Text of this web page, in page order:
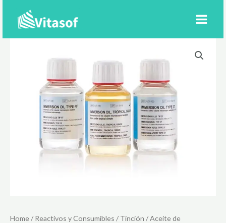
Home/Reactivos y Consumibles /Tinción /Aceite de